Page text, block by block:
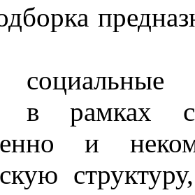
в рамках
и